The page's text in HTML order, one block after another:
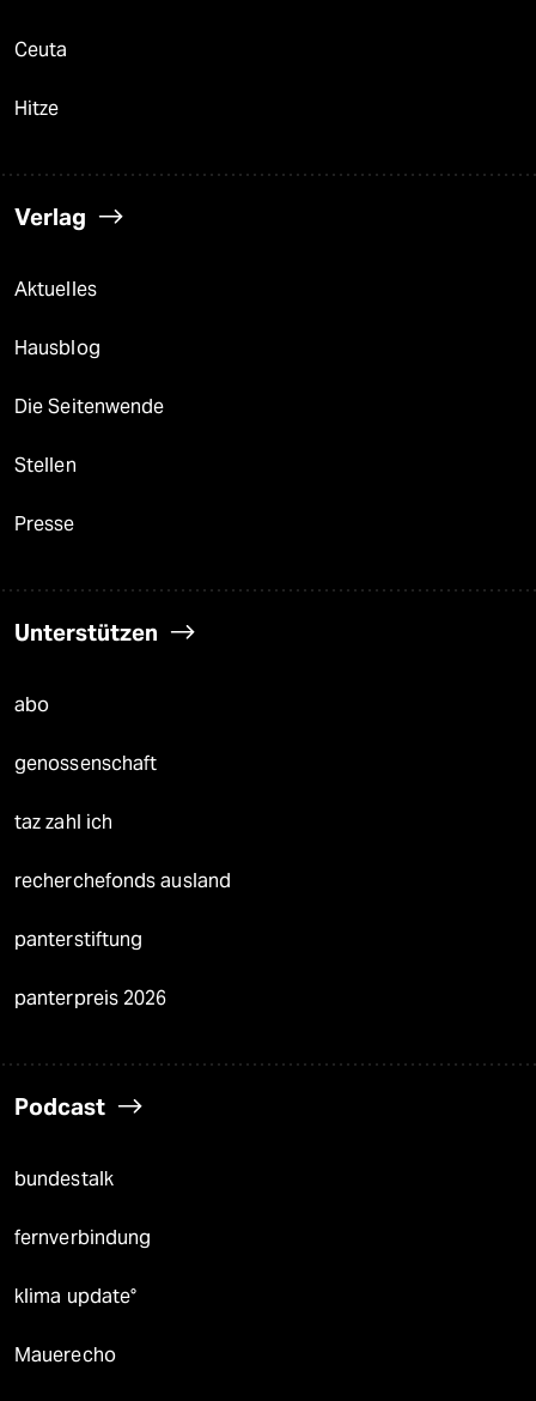
Ceuta
Hitze
Verlag
Aktuelles
Hausblog
Die Seitenwende
Stellen
Presse
Unterstützen
abo
genossenschaft
taz zahl ich
recherchefonds ausland
panterstiftung
panterpreis 2026
Podcast
bundestalk
fernverbindung
klima update°
Mauerecho